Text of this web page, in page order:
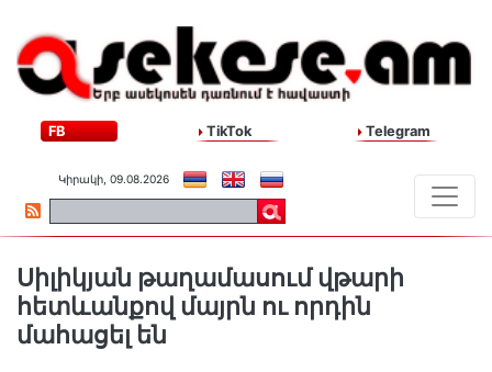
FB TikTok Telegram
Կիրակի, 09.08.2026
Սիլիկյան թաղամասում վթարի
հետևանքով մայրն ու որդին
մահացել են